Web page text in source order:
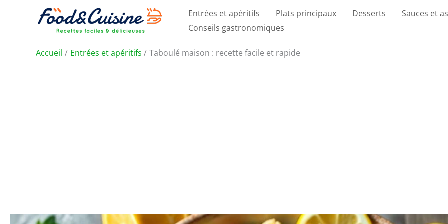
Entrées et apéritifs Plats principaux Desserts Sauces et
Conseils gastronomiques
Accueil Entrées et apéritifs Taboulé maison : recette facile et rapide